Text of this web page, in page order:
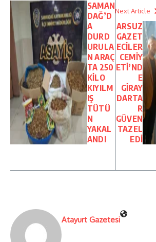
SAMAN
DAĞ’D
A
DURD
URULA
N ARAÇ
TA 250
KİLO
KIYILM
IŞ
TÜTÜ
N
YAKAL
ANDI
Next Article
ARSUZ
GAZET
ECİLER
CEMİY
ETİ’ND
E
GİRAY
DARTA
R
GÜVEN
TAZEL
EDİ
Atayurt Gazetesi